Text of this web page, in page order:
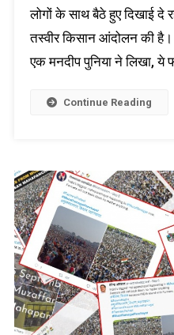
लोगों के साथ बैठे हुए दिखाई दे
तस्वीर किसान आंदोलन की
एक मनदीप पुनिया ने लिखा, ये
Continue Reading